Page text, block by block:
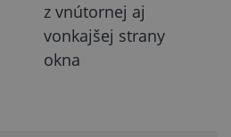
z vnútornej aj
vonkajšej strany
okna